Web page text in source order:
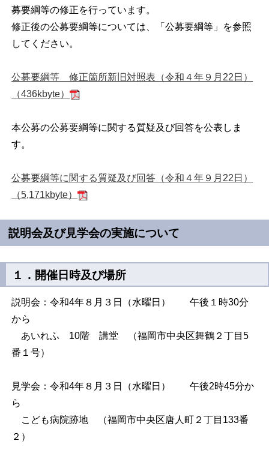
募要綱等の修正を行っています。
修正後の公募要綱等については、「公募要綱等」を参照
してください。
公募要綱等 修正箇所新旧対照表（令和４年９月22日）
（436kbyte）
本公募の公募要綱等に関する質疑及び回答を公表しま
す。
公募要綱等に関する質疑及び回答（令和４年９月22日）
（5,171kbyte）
説明会及び見学会の実施について
１．開催日時及び場所
説明会：令和4年８月３日（水曜日） 午後１時30分
から
あいれふ 10階 講堂 （福岡市中央区舞鶴２丁目5
番１号）
見学会：令和4年８月３日（水曜日） 午後2時45分か
ら
こども病院跡地 （福岡市中央区唐人町２丁目133番
２）